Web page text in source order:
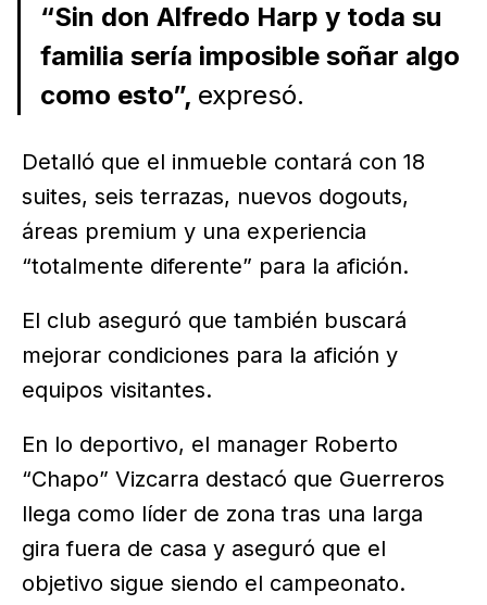
“Sin don Alfredo Harp y toda su
familia sería imposible soñar algo
como esto”, expresó.
Detalló que el inmueble contará con 18
suites, seis terrazas, nuevos dogouts,
áreas premium y una experiencia
“totalmente diferente” para la afición.
El club aseguró que también buscará
mejorar condiciones para la afición y
equipos visitantes.
En lo deportivo, el manager Roberto
“Chapo” Vizcarra destacó que Guerreros
llega como líder de zona tras una larga
gira fuera de casa y aseguró que el
objetivo sigue siendo el campeonato.